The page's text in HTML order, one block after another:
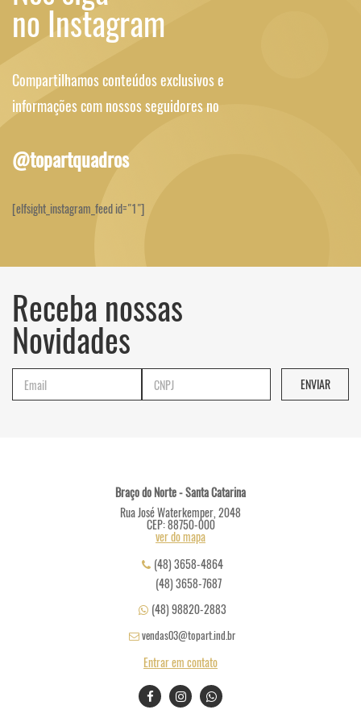
no Instagram
Compartilhamos conteúdos exclusivos e
informações com nossos seguidores no
@topartquadros
[elfsight_instagram_feed id="1"]
Receba nossas
Novidades
Braço do Norte - Santa Catarina
Rua José Waterkemper, 2048
CEP: 88750-000
ver do mapa
(48) 3658-4864
(48) 3658-7687
(48) 98820-2883
vendas03@topart.ind.br
Entrar em contato